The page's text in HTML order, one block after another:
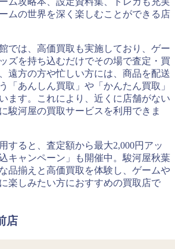
ムの世界を深く楽しむことができる店
では、高価買取も実施しており、ゲー
ズを持ち込むだけでその場で査定・買
遠方の方や忙しい方には、商品を配送
「あんしん買取」や「かんたん買取」
ます。これにより、近くに店舗がない
駿河屋の買取サービスを利用できま
すると、査定額から最大2,000円アッ
キャンペーン」も開催中。駿河屋秋葉
品揃えと高価買取を体験し、ゲームや
楽しみたい方におすすめの買取店で
店